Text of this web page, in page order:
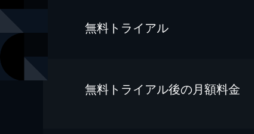
無料トライアル
無料トライアル後の⽉額料金